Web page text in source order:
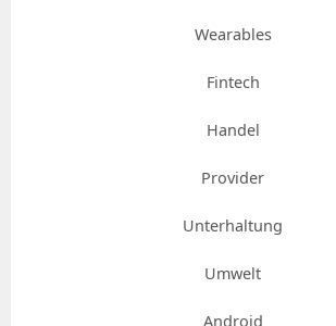
Wearables
Fintech
Handel
Provider
Unterhaltung
Umwelt
Android